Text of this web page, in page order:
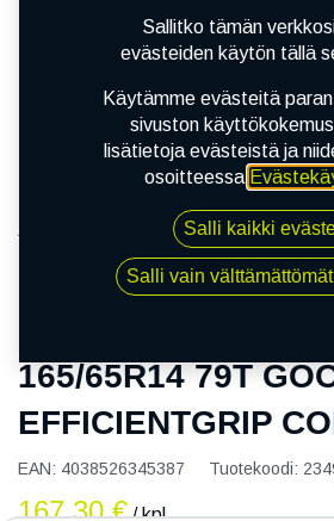
165/65R14 79T GOODYEAR
COMPACT 2
165/65R14 79T
EFFICIENTGRIP
EAN: 4038526345387 Tuotekoodi:
167,30€ / kpl
Sallitko tämän
evästeiden käytön tällä
Käytämme evästeitä
sivuston
lisätietoja evästeistä ja
osoitteessa
Salli kaikki
Salli vain